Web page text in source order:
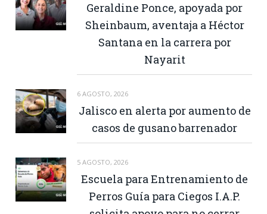
Geraldine Ponce, apoyada por
Sheinbaum, aventaja a Héctor
Santana en la carrera por
Nayarit
6 AGOSTO, 2026
Jalisco en alerta por aumento de
casos de gusano barrenador
5 AGOSTO, 2026
Escuela para Entrenamiento de
Perros Guía para Ciegos I.A.P.